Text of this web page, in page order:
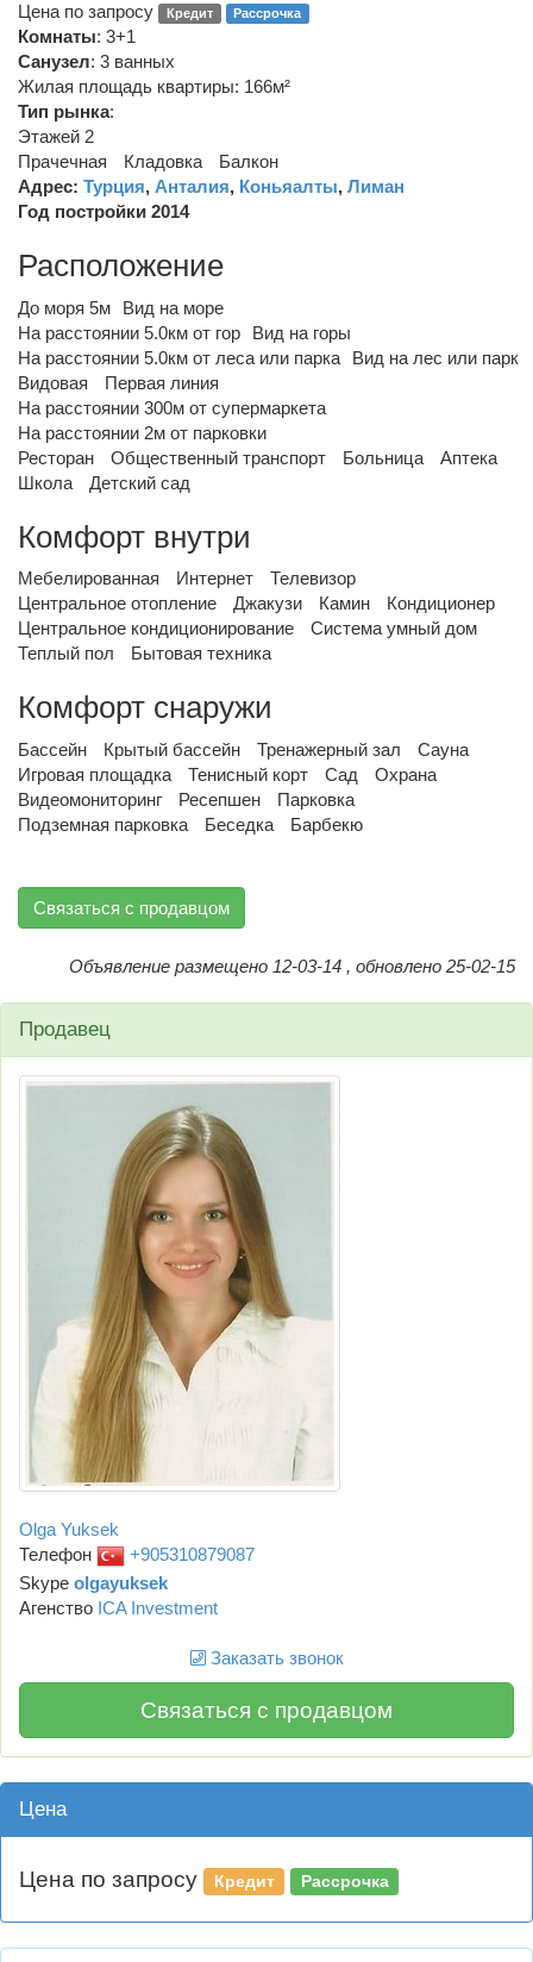
Цена по запросу Кредит Рассрочка
Комнаты: 3+1
Санузел: 3 ванных
Жилая площадь квартиры: 166м²
Тип рынка:
Этажей 2
Прачечная
Кладовка
Балкон
Адрес: Турция, Анталия, Коньяалты, Лиман
Год постройки 2014
Расположение
До моря 5м
Вид на море
На расстоянии 5.0км от гор
Вид на горы
На расстоянии 5.0км от леса или парка
Вид на лес или парк
Видовая
Первая линия
На расстоянии 300м от супермаркета
На расстоянии 2м от парковки
Ресторан
Общественный транспорт Больница
Аптека
Школа
Детский сад
Комфорт внутри
Мебелированная Интернет
Телевизор
Центральное отопление
Джакузи Камин
Кондиционер
Центральное кондиционирование
Система умный дом
Теплый пол
Бытовая техника
Комфорт снаружи
Бассейн Крытый бассейн Тренажерный зал
Сауна
Игровая площадка
Тенисный корт Сад
Охрана
Видеомониторинг
Ресепшен
Парковка
Подземная парковка
Беседка Барбекю
Связаться с продавцом
Объявление размещено 12-03-14 , обновлено 25-02-15
Продавец
Olga Yuksek
Телефон
+905310879087
Skype olgayuksek
Агенство ICA Investment
Заказать звонок
Связаться с продавцом
Цена
Цена по запросу Кредит Рассрочка